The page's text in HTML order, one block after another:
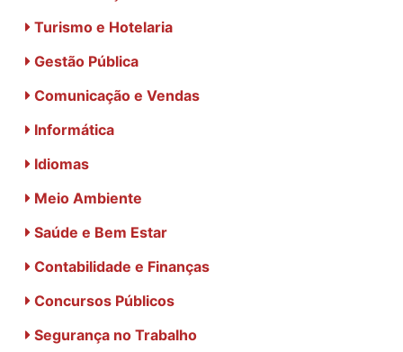
Turismo e Hotelaria
Gestão Pública
Comunicação e Vendas
Informática
Idiomas
Meio Ambiente
Saúde e Bem Estar
Contabilidade e Finanças
Concursos Públicos
Segurança no Trabalho